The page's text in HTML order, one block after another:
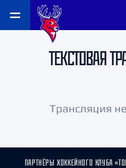
ТЕКСТОВАЯ
Трансляция
ПАРТНЁРЫ ХОККЕЙНОГО КЛУБА